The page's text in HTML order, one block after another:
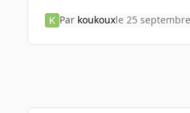
Par koukouxle 25